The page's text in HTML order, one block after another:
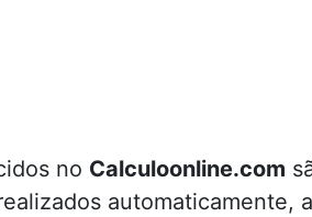
no Calculoonline.com